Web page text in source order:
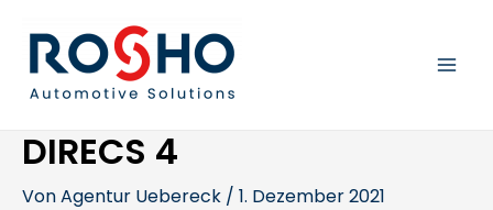
Inhalt
springen
DIRECS 4
VonAgentur Uebereck / 1. Dezember 2021